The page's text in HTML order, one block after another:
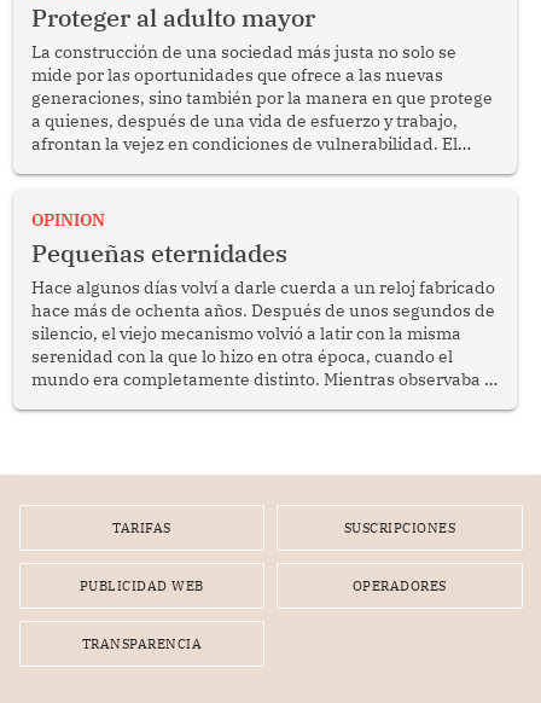
Proteger al adulto mayor
La construcción de una sociedad más justa no solo se
mide por las oportunidades que ofrece a las nuevas
generaciones, sino también por la manera en que protege
a quienes, después de una vida de esfuerzo y trabajo,
afrontan la vejez en condiciones de vulnerabilidad. El
bimestrales el subsidio que reciben los beneficiarios del
reflexionar sobre la importancia de fortalecer las políticas
públicas dirigidas a los adultos mayores en pobreza.
OPINION
Pequeñas eternidades
Hace algunos días volví a darle cuerda a un reloj fabricado
hace más de ochenta años. Después de unos segundos de
silencio, el viejo mecanismo volvió a latir con la misma
serenidad con la que lo hizo en otra época, cuando el
mundo era completamente distinto. Mientras observaba el
TARIFAS SUSCRIPCIONES
PUBLICIDAD WEB OPERADORES
TRANSPARENCIA